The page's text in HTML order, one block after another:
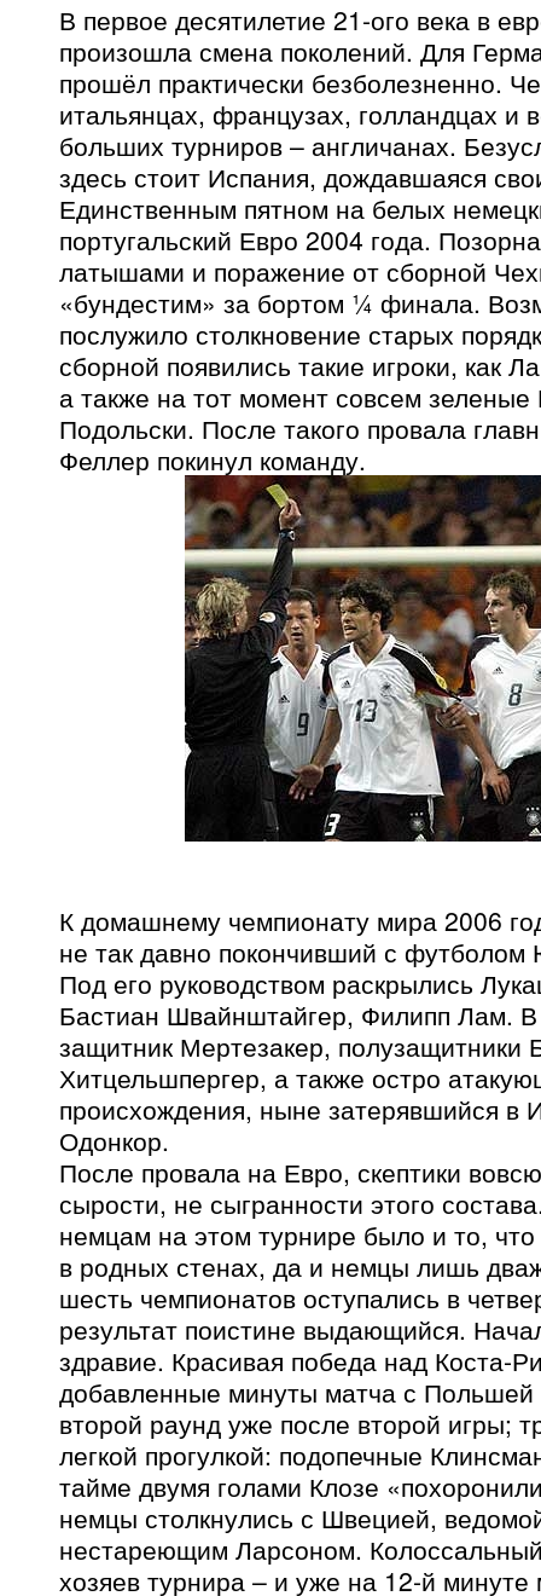
В первое десятилетие 21-ого века в
произошла смена поколений. Для
прошёл практически безболезненно.
итальянцах, французах, голландцах и
больших турниров – англичанах.
здесь стоит Испания, дождавшаяся
Единственным пятном на белых
португальский Евро 2004 года.
латышами и поражение от сборной
«бундестим» за бортом ¼ финала.
послужило столкновение старых
сборной появились такие игроки, как
а также на тот момент совсем
Подольски. После такого провала
Феллер покинул команду.
К домашнему чемпионату мира 2006
не так давно покончивший с
Под его руководством раскрылись
Бастиан Швайнштайгер, Филипп Лам. В
защитник Мертезакер, полузащитники
Хитцельшпергер, а также остро
происхождения, ныне затерявшийся в
Одонкор.
После провала на Евро, скептики
сырости, не сыгранности этого
немцам на этом турнире было и то,
в родных стенах, да и немцы лишь
шесть чемпионатов оступались в
результат поистине выдающийся.
здравие. Красивая победа над Коста-
добавленные минуты матча с
второй раунд уже после второй игры;
легкой прогулкой: подопечные
тайме двумя голами Клозе
немцы столкнулись с Швецией,
нестареющим Ларсоном.
хозяев турнира – и уже на 12-й